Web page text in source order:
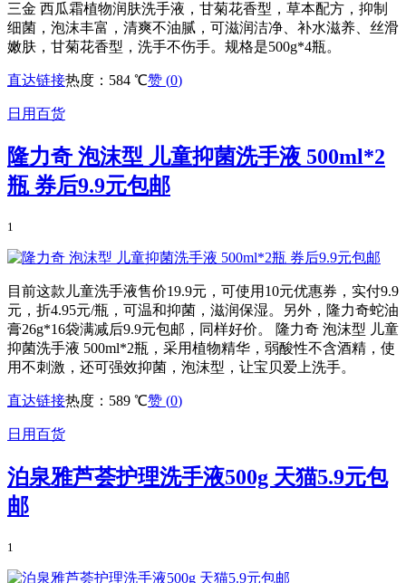
三金 西瓜霜植物润肤洗手液，甘菊花香型，草本配方，抑制
细菌，泡沫丰富，清爽不油腻，可滋润洁净、补水滋养、丝滑
嫩肤，甘菊花香型，洗手不伤手。规格是500g*4瓶。
直达链接热度：584 ℃赞 (0)
日用百货
隆力奇 泡沫型 儿童抑菌洗手液 500ml*2
瓶 券后9.9元包邮
1
目前这款儿童洗手液售价19.9元，可使用10元优惠券，实付9.9
元，折4.95元/瓶，可温和抑菌，滋润保湿。另外，隆力奇蛇油
膏26g*16袋满减后9.9元包邮，同样好价。 隆力奇 泡沫型 儿童
抑菌洗手液 500ml*2瓶，采用植物精华，弱酸性不含酒精，使
用不刺激，还可强效抑菌，泡沫型，让宝贝爱上洗手。
直达链接热度：589 ℃赞 (0)
日用百货
泊泉雅芦荟护理洗手液500g 天猫5.9元包
邮
1